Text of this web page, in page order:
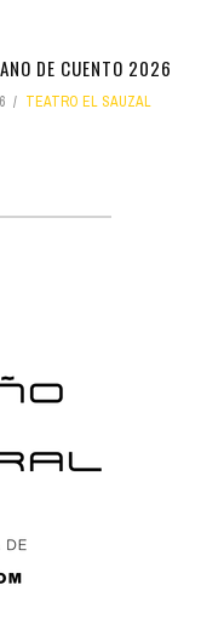
DE CUENTO 2026
TEATRO EL SAUZAL